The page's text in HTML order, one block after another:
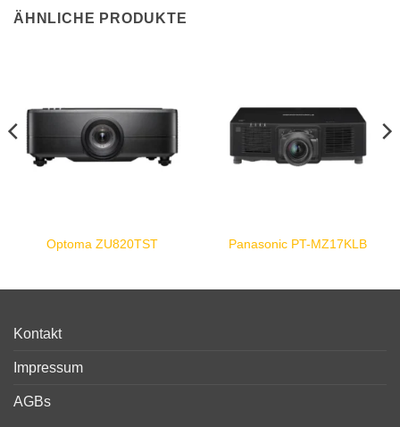
ÄHNLICHE PRODUKTE
Optoma ZU820TST Panasonic PT-MZ17KLB
Kontakt
Impressum
AGBs